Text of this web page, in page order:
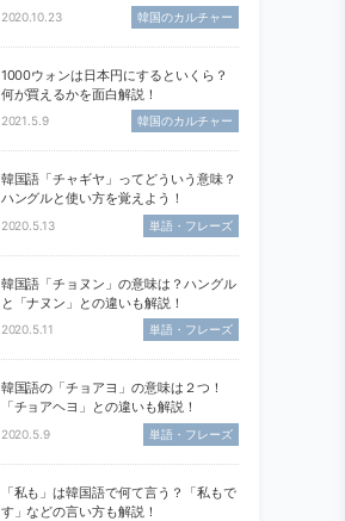
2020.10.23 韓国のカルチャー
1000ウォンは日本円にするといくら？
何が買えるかを面白解説！
2021.5.9 韓国のカルチャー
韓国語「チャギヤ」ってどういう意味？
ハングルと使い方を覚えよう！
2020.5.13 単語・フレーズ
韓国語「チョヌン」の意味は？ハングル
と「ナヌン」との違いも解説！
2020.5.11 単語・フレーズ
韓国語の「チョアヨ」の意味は２つ！
「チョアヘヨ」との違いも解説！
2020.5.9 単語・フレーズ
「私も」は韓国語で何て言う？「私もで
す」などの言い方も解説！